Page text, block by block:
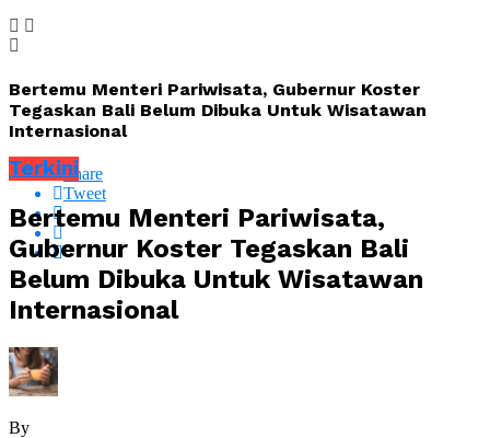
Bertemu Menteri Pariwisata, Gubernur Koster
Tegaskan Bali Belum Dibuka Untuk Wisatawan
Internasional
Share
Tweet
Terkini
Bertemu Menteri Pariwisata,
Gubernur Koster Tegaskan Bali
Belum Dibuka Untuk Wisatawan
Internasional
By